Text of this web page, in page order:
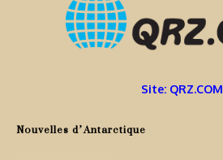
Site: QRZ.COM
Nouvelles d’Antarctique